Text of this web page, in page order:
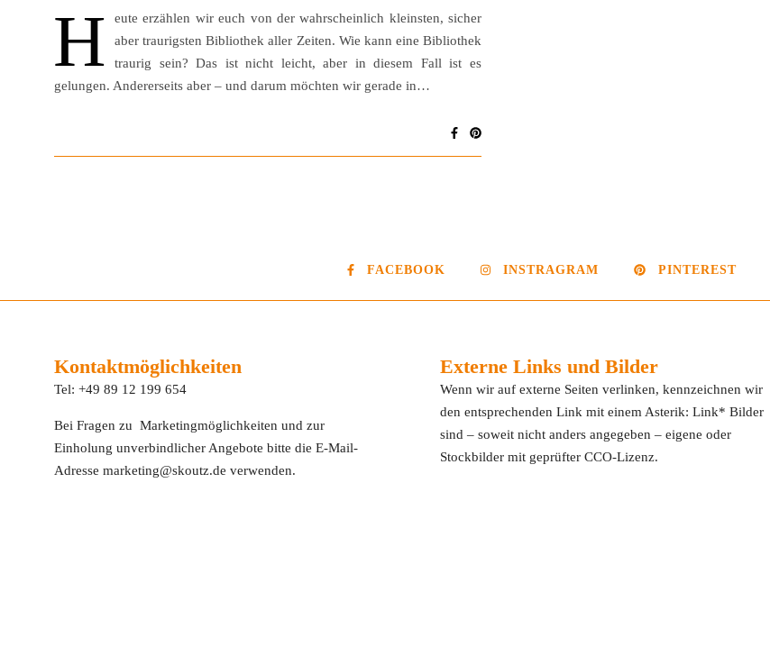
H
eute erzählen wir euch von der wahrscheinlich kleinsten, sicher
aber traurigsten Bibliothek aller Zeiten. Wie kann eine Bibliothek
traurig sein? Das ist nicht leicht, aber in diesem Fall ist es
gelungen. Andererseits aber – und darum möchten wir gerade in…
FACEBOOK INSTRAGRAM PINTEREST
Kontaktmöglichkeiten
Tel: +49 89 12 199 654
Bei Fragen zu Marketingmöglichkeiten und zur
Einholung unverbindlicher Angebote bitte die E-Mail-
Adresse marketing@skoutz.de verwenden.
Externe Links und Bilder
Wenn wir auf externe Seiten verlinken, kennzeichnen wir
den entsprechenden Link mit einem Asterik: Link* Bilder
sind – soweit nicht anders angegeben – eigene oder
Stockbilder mit geprüfter CCO-Lizenz.